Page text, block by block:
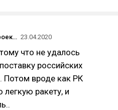
S7 Group заморозила проект плавучего космодрома «Морской старт» до «лучших времён» 23.04.2020
что не удалось
российских
Потом вроде как РК
легкую ракету, и